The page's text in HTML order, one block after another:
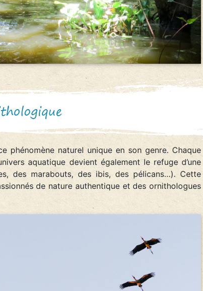
phénomène naturel unique en son genre. Chaque
aquatique devient également le refuge d’une
des marabouts, des ibis, des pélicans…). Cette
de nature authentique et des ornithologues